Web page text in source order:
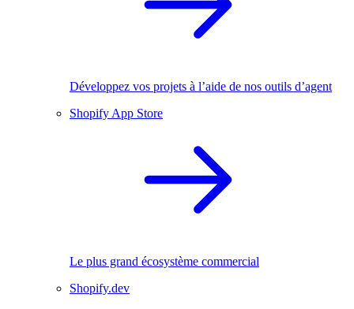
Développez vos projets à l’aide de nos outils d’agent
Shopify App Store
Le plus grand écosystème commercial
Shopify.dev